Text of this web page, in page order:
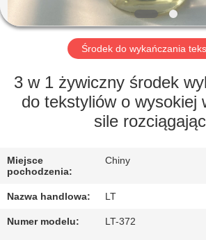
WYCIECZKA
FABRYCE
KONTROLA
SKONTAKTUJ
Środek do wykańczania
3 w 1 żywiczny środek
do tekstyliów o wysokiej
sile
Miejsce
pochodzenia:
Chiny
Nazwa handlowa: LT
Numer modelu: LT-372